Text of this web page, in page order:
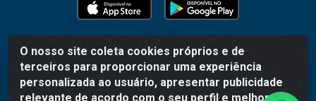
O nosso site coleta cookies próprios e de
terceiros para proporcionar uma experiência
personalizada ao usuário, apresentar publicidade
relevante de acordo com o seu perfil e melhorar a
WR Embalagens - R. Cel. Teodoro Gomes de Araújo, 1360 -
Grogotó - Barbacena / MG - CEP 36202-628 - CNPJ
02.692.206/0001-55